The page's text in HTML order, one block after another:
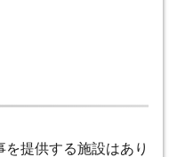
提供する施設はあり